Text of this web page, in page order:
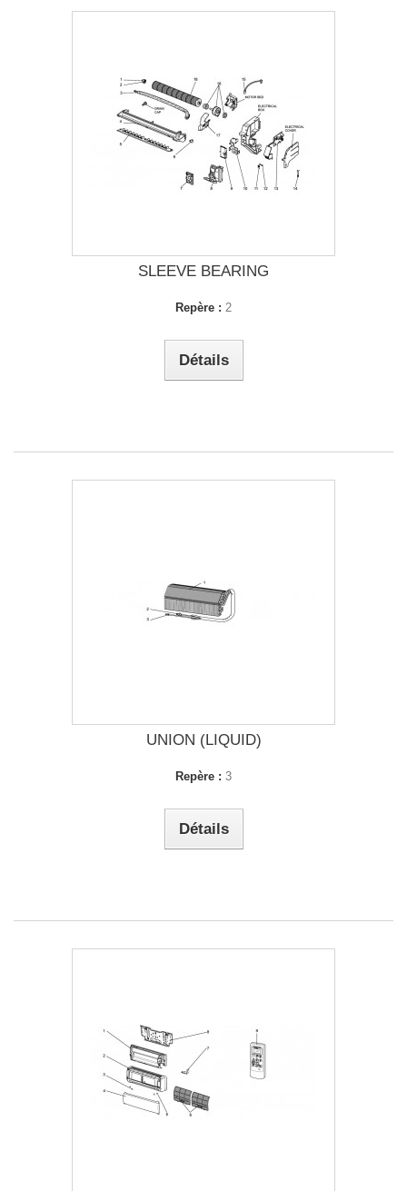
SLEEVE BEARING
Repère : 2
Détails
UNION (LIQUID)
Repère : 3
Détails